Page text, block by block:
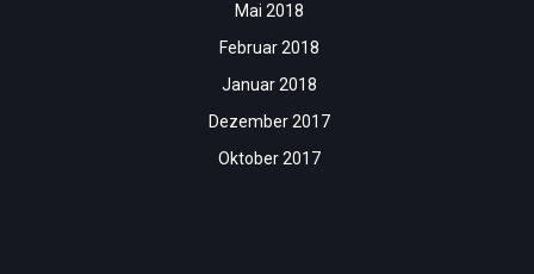
Mai 2018
Februar 2018
Januar 2018
Dezember 2017
Oktober 2017